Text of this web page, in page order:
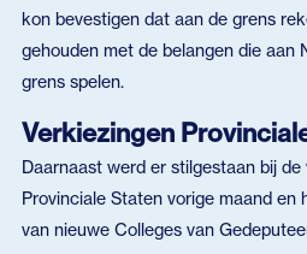
kon bevestigen dat aan de grens
gehouden met de belangen die aan
grens spelen.
Verkiezingen
Daarnaast werd er stilgestaan bij
Provinciale Staten vorige maand
van nieuwe Colleges van